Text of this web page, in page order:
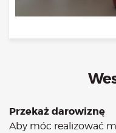
Przekaż darowiznę
Aby móc realizować